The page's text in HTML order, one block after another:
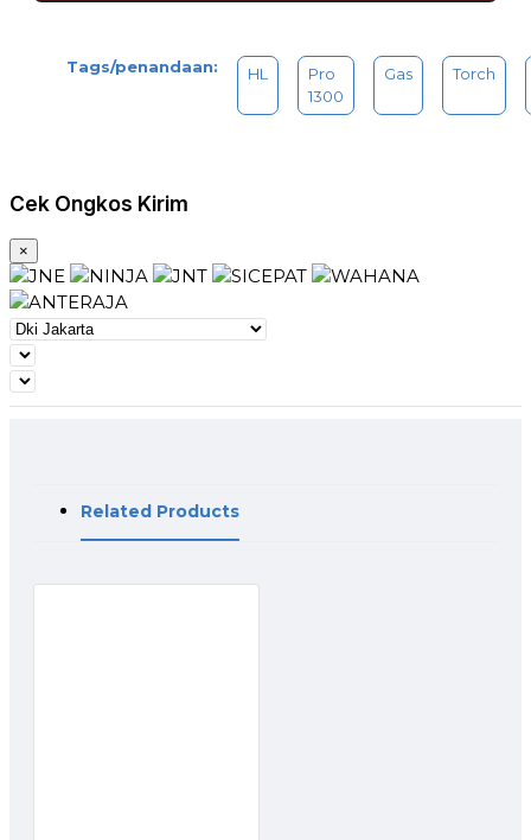
Tags/penandaan: HL
Pro
1300
Gas Torch
Cek Ongkos Kirim
×
Related Products